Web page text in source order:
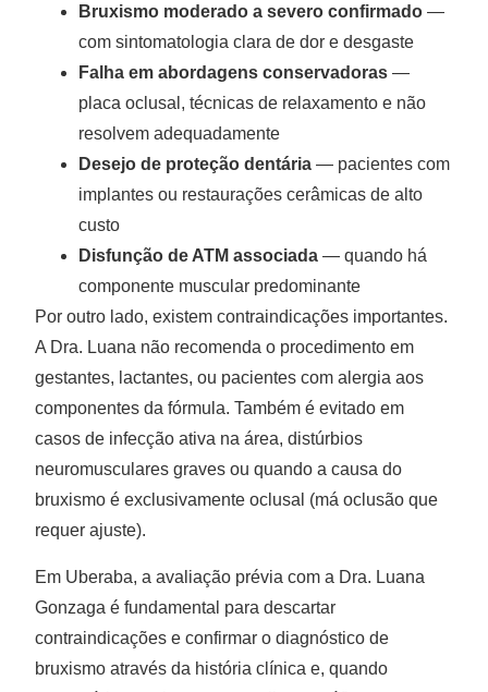
Bruxismo moderado a severo confirmado —
com sintomatologia clara de dor e desgaste
Falha em abordagens conservadoras —
placa oclusal, técnicas de relaxamento e não
resolvem adequadamente
Desejo de proteção dentária — pacientes com
implantes ou restaurações cerâmicas de alto
custo
Disfunção de ATM associada — quando há
componente muscular predominante
Por outro lado, existem contraindicações importantes.
A Dra. Luana não recomenda o procedimento em
gestantes, lactantes, ou pacientes com alergia aos
componentes da fórmula. Também é evitado em
casos de infecção ativa na área, distúrbios
neuromusculares graves ou quando a causa do
bruxismo é exclusivamente oclusal (má oclusão que
requer ajuste).
Em Uberaba, a avaliação prévia com a Dra. Luana
Gonzaga é fundamental para descartar
contraindicações e confirmar o diagnóstico de
bruxismo através da história clínica e, quando